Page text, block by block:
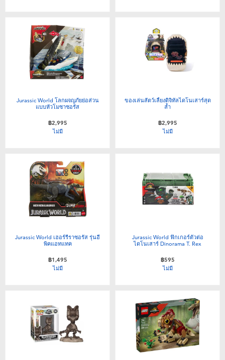
Jurassic World โลกผจญภัยย่อส่วน
แบบหัวโมซาซอรัส
฿2,995
ไม่มี
ของเล่นสัตว์เลี้ยงดิจิทัลไดโนเสาร์สุด
ล้ำ
฿2,995
ไม่มี
Jurassic World เฮอร์รีราซอรัส รุ่นอี
พิคแอทแทค
฿1,495
ไม่มี
Jurassic World ฟิกเกอร์ตัวต่อ
ไดโนเสาร์ Dinorama T. Rex
฿595
ไม่มี